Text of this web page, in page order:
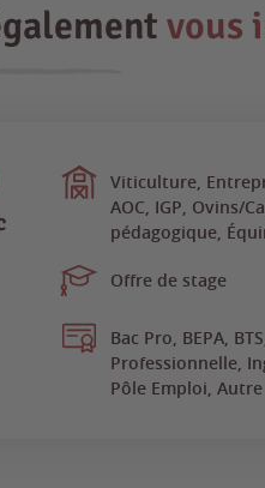
vous
Viticulture,
AOC, IGP, Ovins/
pédagogique,
Offre de stage
Bac Pro, BEPA,
Professionnelle,
Pôle Emploi, Autre